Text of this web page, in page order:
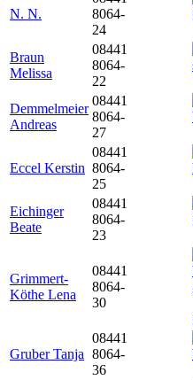
N. N.
8064-
24
Braun
Melissa
08441
8064-
22
Demmelmeier
Andreas
08441
8064-
27
Eccel Kerstin
08441
8064-
25
Eichinger
Beate
08441
8064-
23
Grimmert-
Köthe Lena
08441
8064-
30
Gruber Tanja
08441
8064-
36